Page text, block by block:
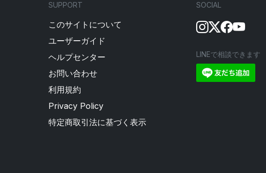
SUPPORT
このサイトについて
ユーザーガイド
ヘルプセンター
お問い合わせ
利用規約
Privacy Policy
特定商取引法に基づく表示
SOCIAL
LINEで相談できます